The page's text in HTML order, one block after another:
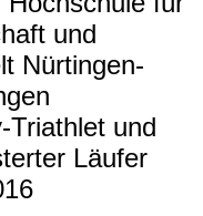
und
Nürtingen-
Triathlet und
Läufer